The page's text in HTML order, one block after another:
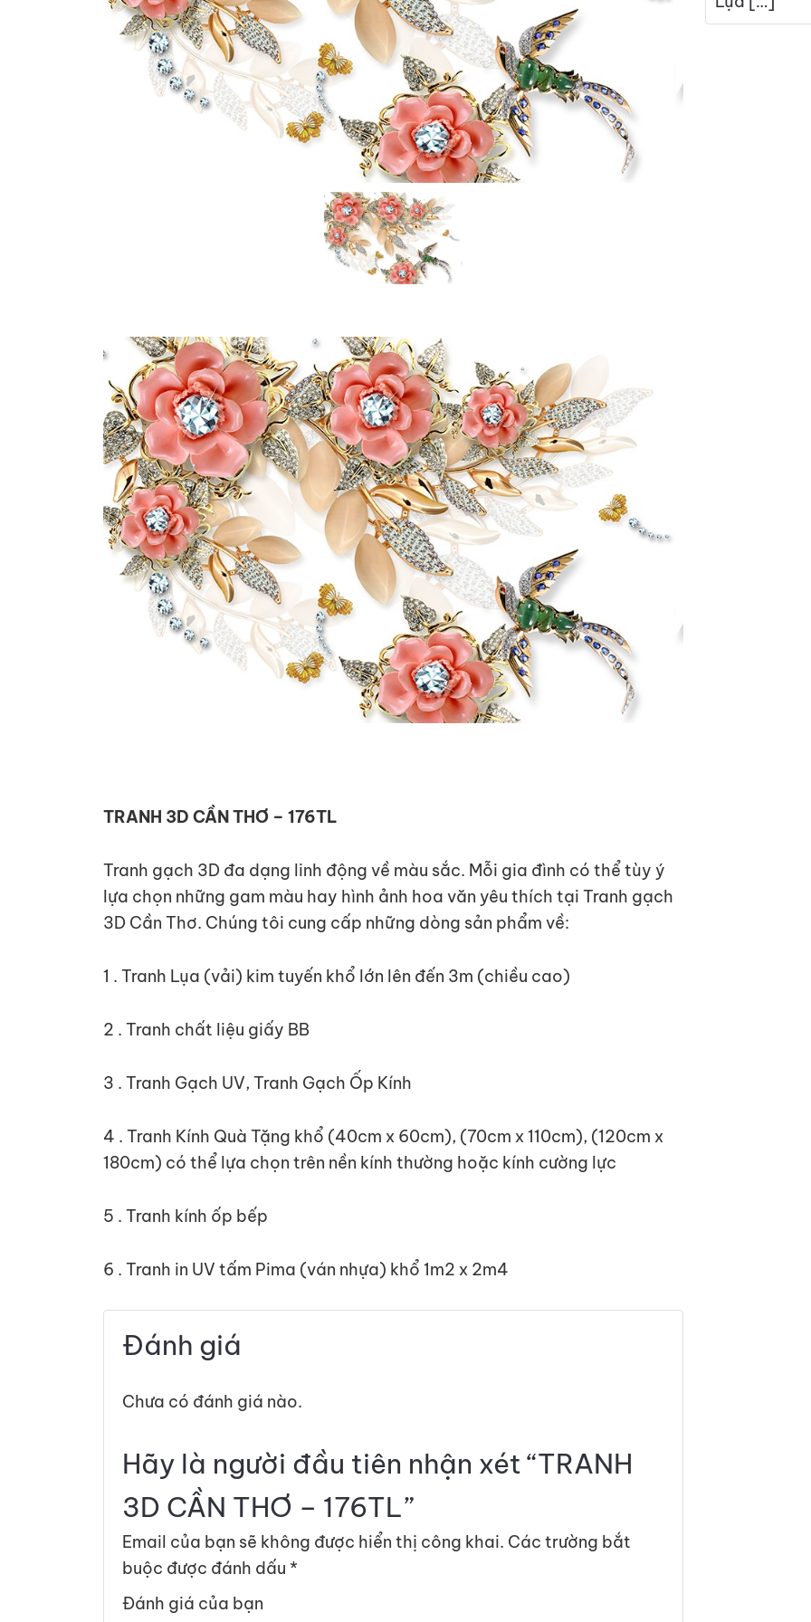
TRANH 3D CẦN THƠ – 176TL
Tranh gạch 3D đa dạng linh động về màu sắc. Mỗi gia đình có thể tùy ý
lựa chọn những gam màu hay hình ảnh hoa văn yêu thích tại Tranh gạch
3D Cần Thơ. Chúng tôi cung cấp những dòng sản phẩm về:
1 . Tranh Lụa (vải) kim tuyến khổ lớn lên đến 3m (chiều cao)
2 . Tranh chất liệu giấy BB
3 . Tranh Gạch UV, Tranh Gạch Ốp Kính
4 . Tranh Kính Quà Tặng khổ (40cm x 60cm), (70cm x 110cm), (120cm x
180cm) có thể lựa chọn trên nền kính thường hoặc kính cường lực
5 . Tranh kính ốp bếp
6 . Tranh in UV tấm Pima (ván nhựa) khổ 1m2 x 2m4
Đánh giá
Chưa có đánh giá nào.
Hãy là người đầu tiên nhận xét “TRANH
3D CẦN THƠ – 176TL”
Email của bạn sẽ không được hiển thị công khai. Các trường bắt
buộc được đánh dấu *
Đánh giá của bạn